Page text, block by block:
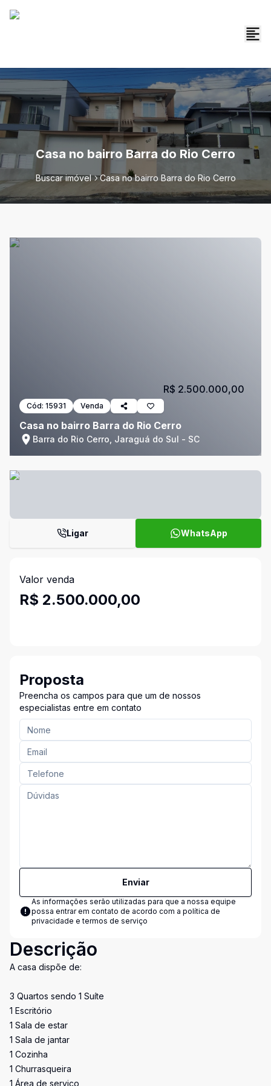
Casa no bairro Barra do Rio Cerro
Buscar imóvel Casa no bairro Barra do Rio Cerro
Cód: 15931 Venda
Casa no bairro Barra do Rio Cerro
Barra do Rio Cerro, Jaraguá do Sul - SC
R$ 2.500.000,00
Ligar WhatsApp
Valor venda
R$ 2.500.000,00
Proposta
Preencha os campos para que um de nossos
especialistas entre em contato
Enviar
As informações serão utilizadas para que a nossa equipe
possa entrar em contato de acordo com a política de
privacidade e termos de serviço
Descrição
A casa dispõe de:
3 Quartos sendo 1 Suíte
1 Escritório
1 Sala de estar
1 Sala de jantar
1 Cozinha
1 Churrasqueira
1 Área de serviço